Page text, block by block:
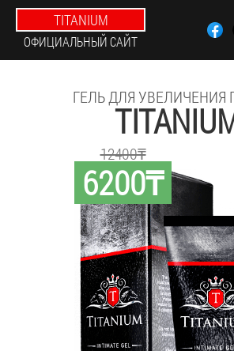
TITANIUM
ОФИЦИАЛЬНЫЙ САЙТ
ГЕЛЬ ДЛЯ УВЕЛИЧЕНИЯ
6200₸
12400₸